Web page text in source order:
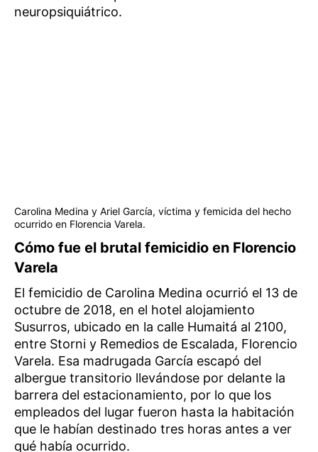
neuropsiquiátrico.
Carolina Medina y Ariel García, víctima y femicida del hecho
ocurrido en Florencia Varela.
Cómo fue el brutal femicidio en Florencio
Varela
El femicidio de Carolina Medina ocurrió el 13 de
octubre de 2018, en el hotel alojamiento
Susurros, ubicado en la calle Humaitá al 2100,
entre Storni y Remedios de Escalada, Florencio
Varela. Esa madrugada García escapó del
albergue transitorio llevándose por delante la
barrera del estacionamiento, por lo que los
empleados del lugar fueron hasta la habitación
que le habían destinado tres horas antes a ver
qué había ocurrido.